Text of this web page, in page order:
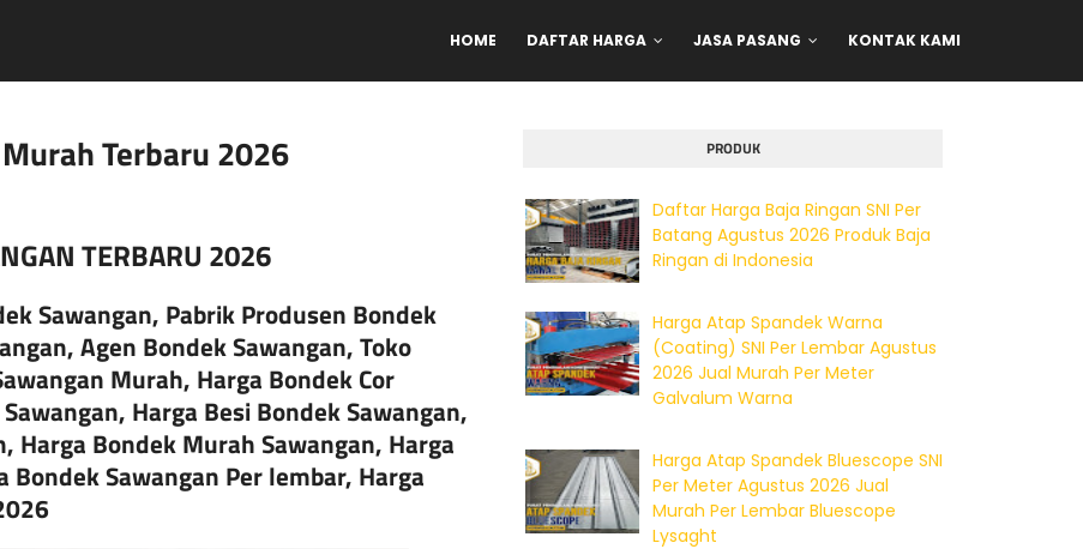
HOME DAFTAR HARGA JASA PASANG KONTAK KAMI
Terbaru 2026
TERBARU 2026
Sawangan, Pabrik Produsen Bondek
Agen Bondek Sawangan, Toko
Murah, Harga Bondek Cor
Harga Besi Bondek Sawangan,
Harga Bondek Murah Sawangan, Harga
Sawangan Per lembar, Harga
PRODUK
Daftar Harga Baja Ringan SNI Per
Batang Agustus 2026 Produk Baja
Ringan di Indonesia
Harga Atap Spandek Warna
(Coating) SNI Per Lembar Agustus
2026 Jual Murah Per Meter
Galvalum Warna
Harga Atap Spandek Bluescope SNI
Per Meter Agustus 2026 Jual
Murah Per Lembar Bluescope
Lysaght